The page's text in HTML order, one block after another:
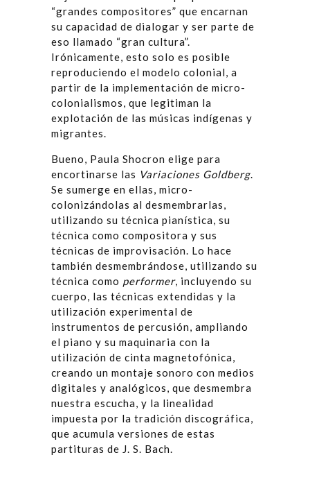
“grandes compositores” que encarnan
su capacidad de dialogar y ser parte de
eso llamado “gran cultura”.
Irónicamente, esto solo es posible
reproduciendo el modelo colonial, a
partir de la implementación de micro-
colonialismos, que legitiman la
explotación de las músicas indígenas y
migrantes.
Bueno, Paula Shocron elige para
encortinarse las Variaciones Goldberg.
Se sumerge en ellas, micro-
colonizándolas al desmembrarlas,
utilizando su técnica pianística, su
técnica como compositora y sus
técnicas de improvisación. Lo hace
también desmembrándose, utilizando su
técnica como performer, incluyendo su
cuerpo, las técnicas extendidas y la
utilización experimental de
instrumentos de percusión, ampliando
el piano y su maquinaria con la
utilización de cinta magnetofónica,
creando un montaje sonoro con medios
digitales y analógicos, que desmembra
nuestra escucha, y la linealidad
impuesta por la tradición discográfica,
que acumula versiones de estas
partituras de J. S. Bach.